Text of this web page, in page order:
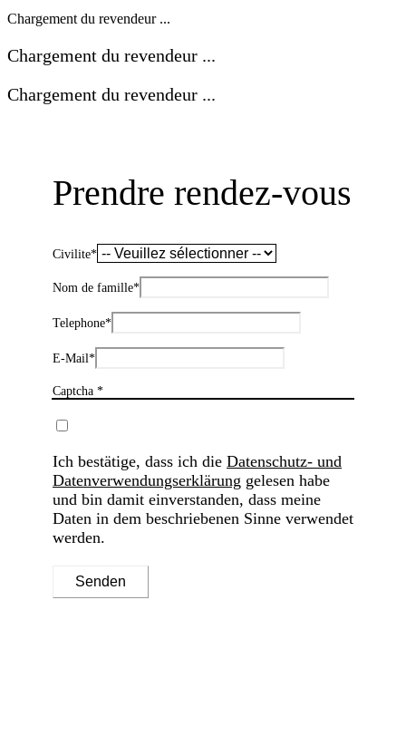
Chargement du revendeur ...
Chargement du revendeur ...
Chargement du revendeur ...
Prendre rendez-vous
Civilite*
Nom de famille*
Telephone*
E-Mail*
Captcha *
Ich bestätige, dass ich die Datenschutz- und
Datenverwendungserklärung gelesen habe
und bin damit einverstanden, dass meine
Daten in dem beschriebenen Sinne verwendet
werden.
Senden